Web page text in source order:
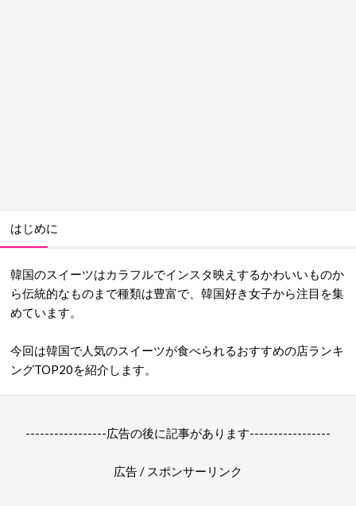
はじめに
韓国のスイーツはカラフルでインスタ映えするかわいいものか
ら伝統的なものまで種類は豊富で、韓国好き女子から注目を集
めています。
今回は韓国で人気のスイーツが食べられるおすすめの店ランキ
ングTOP20を紹介します。
-----------------広告の後に記事があります-----------------
広告 / スポンサーリンク